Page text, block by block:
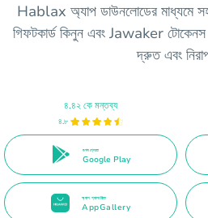
Hablax অ্যাপ ডাউনলোডের
গিফটকার্ড কিনুন এবং Jawaker
দ্রুত এবং
৪.৪২ কে মন্তব্য
৪.৮
গুগল প্লেতে
Google Play
অ্যাপ গ্যালারিতে
AppGallery